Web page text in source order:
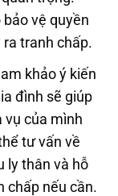
vệ quyền
tranh chấp.
khảo ý kiến
đình sẽ giúp
vụ của mình
tư vấn về
ly thân và hỗ
chấp nếu cần.